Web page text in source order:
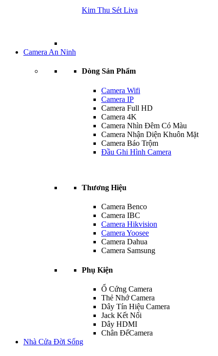
Kim Thu Sét Liva
Camera An Ninh
Dòng Sản Phẩm
Camera Wifi
Camera IP
Camera Full HD
Camera 4K
Camera Nhìn Đêm Có Màu
Camera Nhận Diện Khuôn Mặt
Camera Báo Trộm
Đầu Ghi Hình Camera
Thương Hiệu
Camera Benco
Camera IBC
Camera Hikvision
Camera Yoosee
Camera Dahua
Camera Samsung
Phụ Kiện
Ổ Cứng Camera
Thẻ Nhớ Camera
Dây Tín Hiệu Camera
Jack Kết Nối
Dây HDMI
Chân ĐếCamera
Nhà Cửa Đời Sống